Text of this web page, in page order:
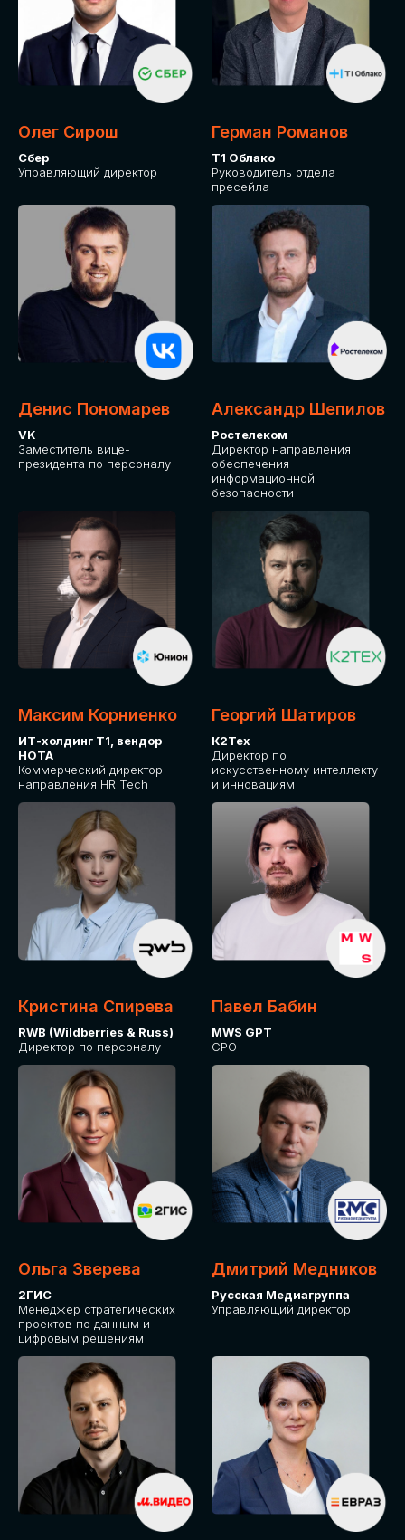
Олег Сирош
Сбер
Управляющий директор
Герман Романов
Т1 Облако
Руководитель отдела
пресейла
Денис Пономарев
VK
Заместитель вице-
президента по персоналу
Александр Шепилов
Ростелеком
Директор направления
обеспечения
информационной
безопасности
Максим Корниенко
ИТ-холдинг Т1, вендор
НОТА
Коммерческий директор
направления HR Tech
Георгий Шатиров
К2Тех
Директор по
искусственному интеллекту
и инновациям
Кристина Спирева
RWB (Wildberries & Russ)
Директор по персоналу
Павел Бабин
MWS GPT
CPO
Ольга Зверева
2ГИС
Менеджер стратегических
проектов по данным и
цифровым решениям
Дмитрий Медников
Русская Медиагруппа
Управляющий директор